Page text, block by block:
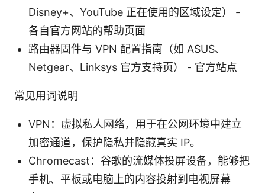
Disney+、YouTube 正在使用的区域设定） -
各自官方网站的帮助页面
路由器固件与 VPN 配置指南（如 ASUS、
Netgear、Linksys 官方支持页） - 官方站点
常见用词说明
VPN：虚拟私人网络，用于在公网环境中建立
加密通道，保护隐私并隐藏真实 IP。
Chromecast：谷歌的流媒体投屏设备，能够把
手机、平板或电脑上的内容投射到电视屏幕